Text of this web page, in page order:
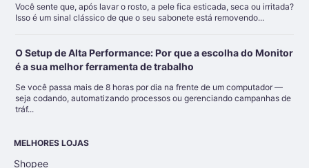
Você sente que, após lavar o rosto, a pele fica esticada, seca ou irritada?
Isso é um sinal clássico de que o seu sabonete está removendo...
O Setup de Alta Performance: Por que a escolha do Monitor
é a sua melhor ferramenta de trabalho
Se você passa mais de 8 horas por dia na frente de um computador —
seja codando, automatizando processos ou gerenciando campanhas de
tráf...
MELHORES LOJAS
Shopee